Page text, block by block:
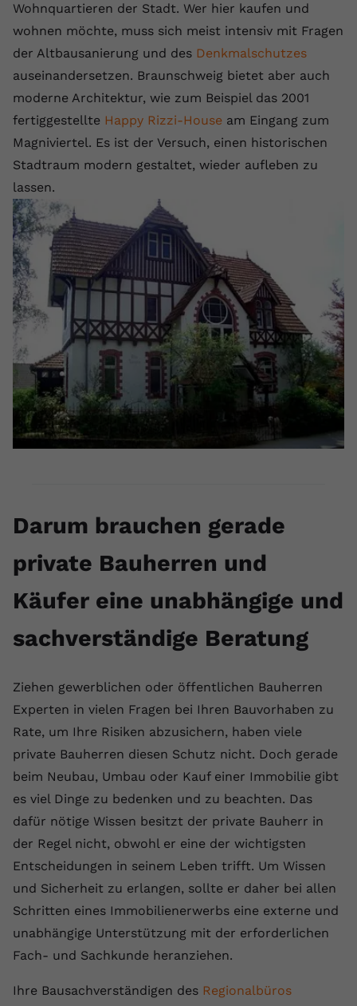
Wohnquartieren der Stadt. Wer hier kaufen und
wohnen möchte, muss sich meist intensiv mit Fragen
der Altbausanierung und des Denkmalschutzes
auseinandersetzen. Braunschweig bietet aber auch
moderne Architektur, wie zum Beispiel das 2001
fertiggestellte Happy Rizzi-House am Eingang zum
Magniviertel. Es ist der Versuch, einen historischen
Stadtraum modern gestaltet, wieder aufleben zu
lassen.
Darum brauchen gerade
private Bauherren und
Käufer eine unabhängige und
sachverständige Beratung
Ziehen gewerblichen oder öffentlichen Bauherren
Experten in vielen Fragen bei Ihren Bauvorhaben zu
Rate, um Ihre Risiken abzusichern, haben viele
private Bauherren diesen Schutz nicht. Doch gerade
beim Neubau, Umbau oder Kauf einer Immobilie gibt
es viel Dinge zu bedenken und zu beachten. Das
dafür nötige Wissen besitzt der private Bauherr in
der Regel nicht, obwohl er eine der wichtigsten
Entscheidungen in seinem Leben trifft. Um Wissen
und Sicherheit zu erlangen, sollte er daher bei allen
Schritten eines Immobilienerwerbs eine externe und
unabhängige Unterstützung mit der erforderlichen
Fach- und Sachkunde heranziehen.
Ihre Bausachverständigen des Regionalbüros
Name yt-remote-connected-devices
Anbieter Youtube.com
Laufzeit Session
YouTube setzt diesen Cookie, um die
Videopräferenzen des Nutzers zu
Videos verwendet.